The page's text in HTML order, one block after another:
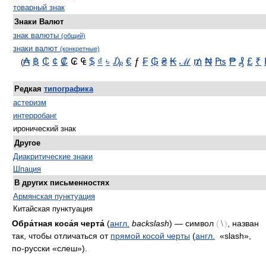
товарный знак
Знаки Валют
знак валюты (общий)
знаки валют (конкретные)
(₳ ฿ ₵ ¢ ₡ ₢ ₠ $ ₫ ৳ ₯ € ƒ ₣ ₲ ₴ ₭ ℳ ₥ ₦ ₧ ₱ ₰ £ ₹
Редкая типографика
астеризм
интерробанг
иронический знак
Другое
Диакритические знаки
Шпация
В других письменностях
Армянская пунктуация
Китайская пунктуация
Обра́тная коса́я черта́ (англ. backslash) — символ ( \) , назван
так, чтобы отличаться от прямой косой черты (англ.
«slash»,
по-русски «слеш»).